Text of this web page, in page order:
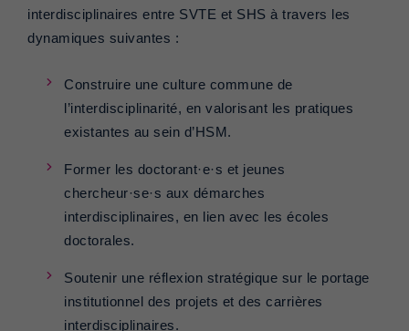
interdisciplinaires entre SVTE et SHS à travers les
dynamiques suivantes :
Construire une culture commune de
l’interdisciplinarité, en valorisant les pratiques
existantes au sein d’HSM.
Former les doctorant·e·s et jeunes
chercheur·se·s aux démarches
interdisciplinaires, en lien avec les écoles
doctorales.
Soutenir une réflexion stratégique sur le portage
institutionnel des projets et des carrières
interdisciplinaires.